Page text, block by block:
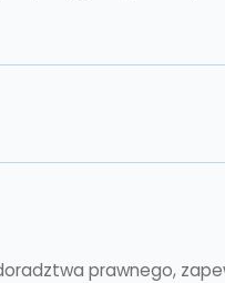
prawnego,